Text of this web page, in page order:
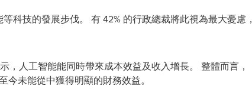
科技的發展步伐。 有 42% 的行政總裁將此視為最大憂慮，
，人工智能能同時帶來成本效益及收入增長。 整體而言，
未能從中獲得明顯的財務效益。